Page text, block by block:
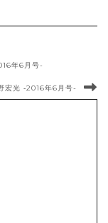
年6月号-
宏光 ‐2016年6月号-